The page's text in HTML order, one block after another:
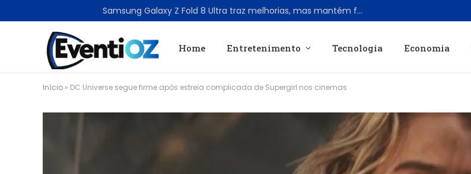
Samsung Galaxy Z Fold 8 Ultra traz melhorias, mas mantém formato tradicional
Home Entretenimento Tecnologia Economia
Início » DC Universe segue firme após estreia complicada de Supergirl nos cinemas